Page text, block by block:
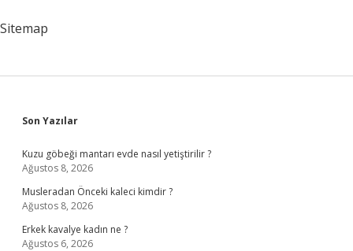
Sitemap
Sidebar
Son Yazılar
Kuzu göbeği mantarı evde nasıl yetiştirilir ?
Ağustos 8, 2026
Musleradan Önceki kaleci kimdir ?
Ağustos 8, 2026
Erkek kavalye kadın ne ?
Ağustos 6, 2026